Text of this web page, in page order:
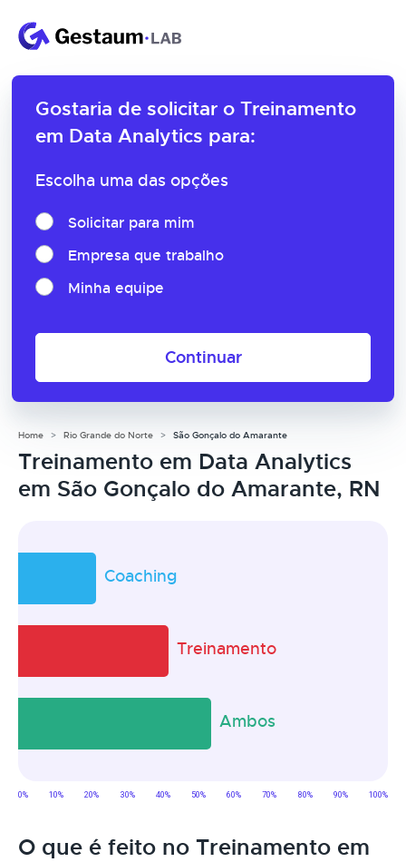
Gostaria de solicitar o Treinamento
em Data Analytics para:
Escolha uma das opções
Solicitar para mim
Empresa que trabalho
Minha equipe
Continuar
Home Rio Grande do Norte São Gonçalo do Amarante
Treinamento em Data Analytics
em São Gonçalo do Amarante, RN
O que é feito no Treinamento em